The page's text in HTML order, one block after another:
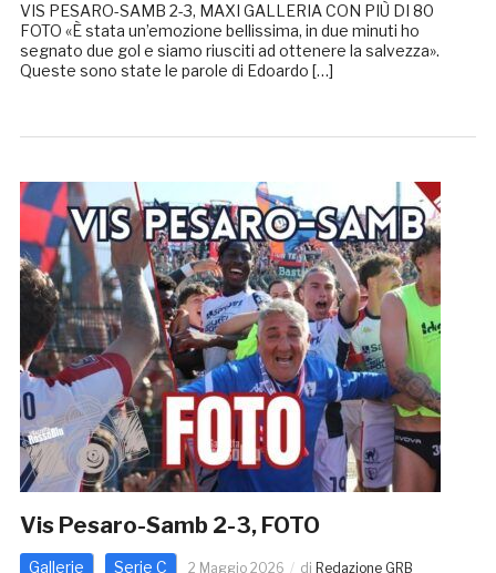
VIS PESARO-SAMB 2-3, MAXI GALLERIA CON PIÙ DI 80
FOTO «È stata un’emozione bellissima, in due minuti ho
segnato due gol e siamo riusciti ad ottenere la salvezza».
Queste sono state le parole di Edoardo […]
Vis Pesaro-Samb 2-3, FOTO
Gallerie Serie C 2 Maggio 2026 di Redazione GRB